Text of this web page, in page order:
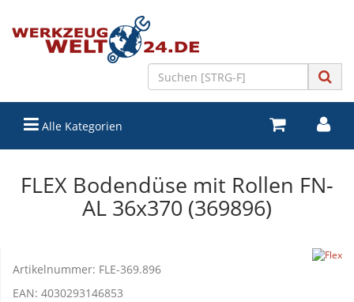
Alle Kategorien
FLEX Bodendüse mit Rollen FN-
AL 36x370 (369896)
Artikelnummer: FLE-369.896
EAN: 4030293146853